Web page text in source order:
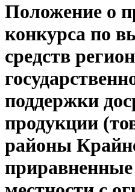
Положение о
конкурса по
средств
поддержки
продукции
районы